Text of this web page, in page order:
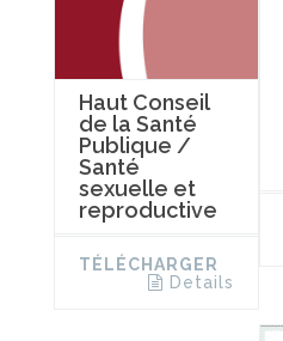
Haut Conseil
de la Santé
Publique /
Santé
sexuelle et
reproductive
TÉLÉCHARGER
Details